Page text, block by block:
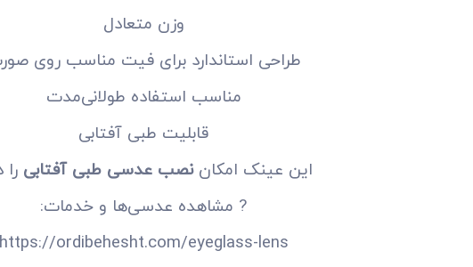
وزن متعادل
طراحی استاندارد برای فیت مناسب روی
مناسب استفاده طولانی‌مدت
قابلیت طبی آفتابی
این عینک امکاننصب عدسی طبی آفتابی را
? مشاهده عدسی‌ها و خدمات:
https://ordibehesht.com/eyeglass-lens